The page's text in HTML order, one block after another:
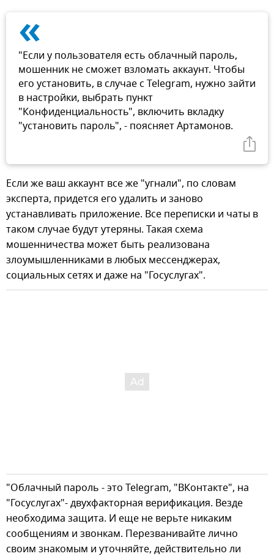
«
"Если у пользователя есть облачный пароль,
мошенник не сможет взломать аккаунт. Чтобы
его установить, в случае с Telegram, нужно зайти
в настройки, выбрать пункт
"Конфиденциальность", включить вкладку
"установить пароль", - поясняет Артамонов.
Если же ваш аккаунт все же "угнали", по словам
эксперта, придется его удалить и заново
устанавливать приложение. Все переписки и чаты в
таком случае будут утеряны. Такая схема
мошенничества может быть реализована
злоумышленниками в любых мессенджерах,
социальных сетях и даже на "Госуслугах".
"Облачный пароль - это Telegram, "ВКонтакте", на
"Госуслугах"- двухфакторная верификация. Везде
необходима защита. И еще не верьте никаким
сообщениям и звонкам. Перезванивайте лично
своим знакомым и уточняйте, действительно ли